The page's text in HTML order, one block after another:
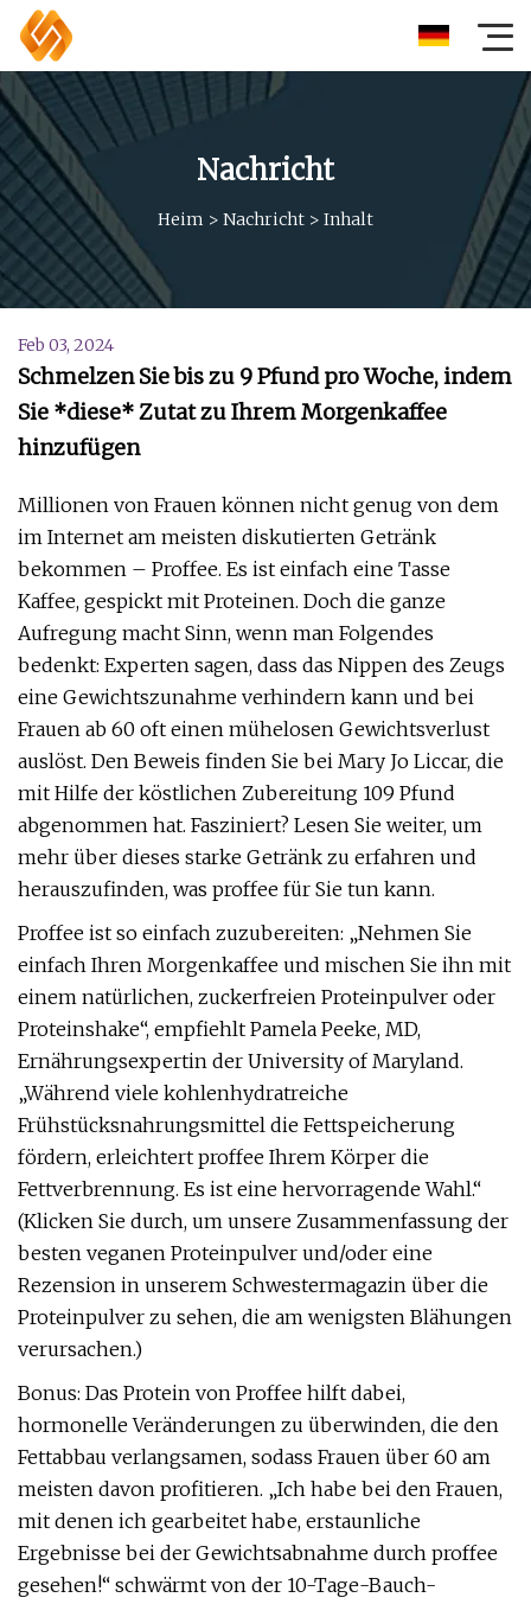
Nachricht
Heim > Nachricht > Inhalt
Feb 03, 2024
Schmelzen Sie bis zu 9 Pfund pro Woche, indem
Sie *diese* Zutat zu Ihrem Morgenkaffee
hinzufügen
Millionen von Frauen können nicht genug von dem
im Internet am meisten diskutierten Getränk
bekommen – Proffee. Es ist einfach eine Tasse
Kaffee, gespickt mit Proteinen. Doch die ganze
Aufregung macht Sinn, wenn man Folgendes
bedenkt: Experten sagen, dass das Nippen des Zeugs
eine Gewichtszunahme verhindern kann und bei
Frauen ab 60 oft einen mühelosen Gewichtsverlust
auslöst. Den Beweis finden Sie bei Mary Jo Liccar, die
mit Hilfe der köstlichen Zubereitung 109 Pfund
abgenommen hat. Fasziniert? Lesen Sie weiter, um
mehr über dieses starke Getränk zu erfahren und
herauszufinden, was proffee für Sie tun kann.
Proffee ist so einfach zuzubereiten: „Nehmen Sie
einfach Ihren Morgenkaffee und mischen Sie ihn mit
einem natürlichen, zuckerfreien Proteinpulver oder
Proteinshake“, empfiehlt Pamela Peeke, MD,
Ernährungsexpertin der University of Maryland.
„Während viele kohlenhydratreiche
Frühstücksnahrungsmittel die Fettspeicherung
fördern, erleichtert proffee Ihrem Körper die
Fettverbrennung. Es ist eine hervorragende Wahl.“
(Klicken Sie durch, um unsere Zusammenfassung der
besten veganen Proteinpulver und/oder eine
Rezension in unserem Schwestermagazin über die
Proteinpulver zu sehen, die am wenigsten Blähungen
verursachen.)
Bonus: Das Protein von Proffee hilft dabei,
hormonelle Veränderungen zu überwinden, die den
Fettabbau verlangsamen, sodass Frauen über 60 am
meisten davon profitieren. „Ich habe bei den Frauen,
mit denen ich gearbeitet habe, erstaunliche
Ergebnisse bei der Gewichtsabnahme durch proffee
gesehen!“ schwärmt von der 10-Tage-Bauch-